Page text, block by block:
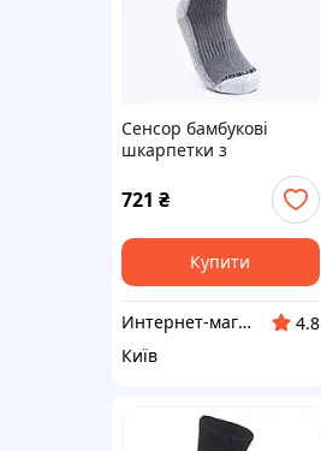
Сенсор бамбукові
шкарпетки з
підтримкою халяви,
B88T19E921
721 ₴
Купити
Интернет-магазин TVOЁ
4.8
Київ